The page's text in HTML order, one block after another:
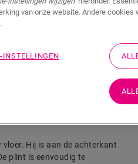
Snelkoppeling naar
Hij is aan de achterkant
plint is eenvoudig te
van onze website. Andere
INSTELLINGEN